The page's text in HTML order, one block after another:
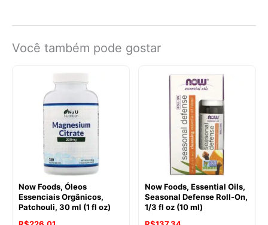
Você também pode gostar
Now Foods, Óleos
Essenciais Orgânicos,
Patchouli, 30 ml (1 fl oz)
Now Foods, Essential Oils,
Seasonal Defense Roll-On,
1/3 fl oz (10 ml)